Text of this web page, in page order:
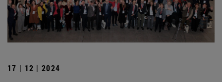
17 | 12 | 2024